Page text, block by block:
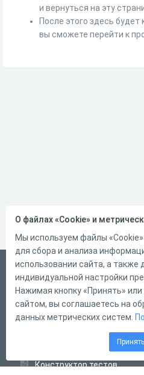
и вернуться на эту
После этого здесь
вы сможете перейти к
Русский
Справка
Форма обратной связи
Конструктор тестов
О файлах «Cookie» и
Мы используем файлы
для сбора и анализа
использовании сайта, а также
индивидуальной настройки
Нажимая кнопку «Принять»
сайтом, вы соглашаетесь на
данных метрических систем.
Принять